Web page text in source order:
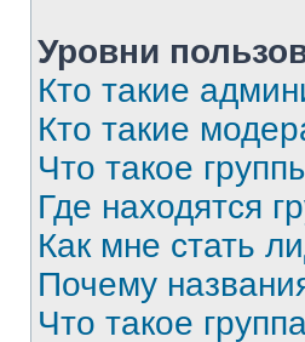
Уровни
Кто такие
Кто такие
Что такое
Где находятся
Как мне стать
Почему
Что такое